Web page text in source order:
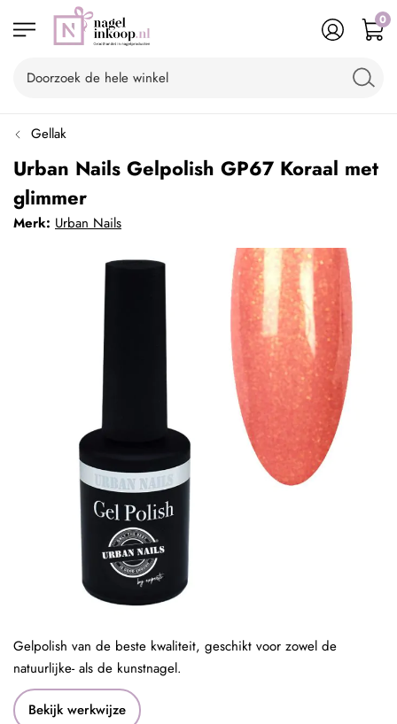
0
Gellak
Urban Nails Gelpolish GP67 Koraal met
glimmer
Merk: Urban Nails
Bekijk werkwijze
Gelpolish van de beste kwaliteit, geschikt voor zowel de
natuurlijke- als de kunstnagel.